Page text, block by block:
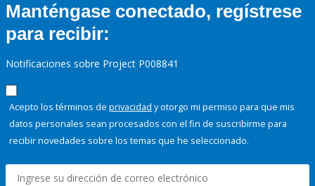
Manténgase conectado, regístrese
para recibir:
Notificaciones sobre Project P008841
Acepto los términos de privacidad y otorgo mi permiso para que mis
datos personales sean procesados con el fin de suscribirme para
recibir novedades sobre los temas que he seleccionado.